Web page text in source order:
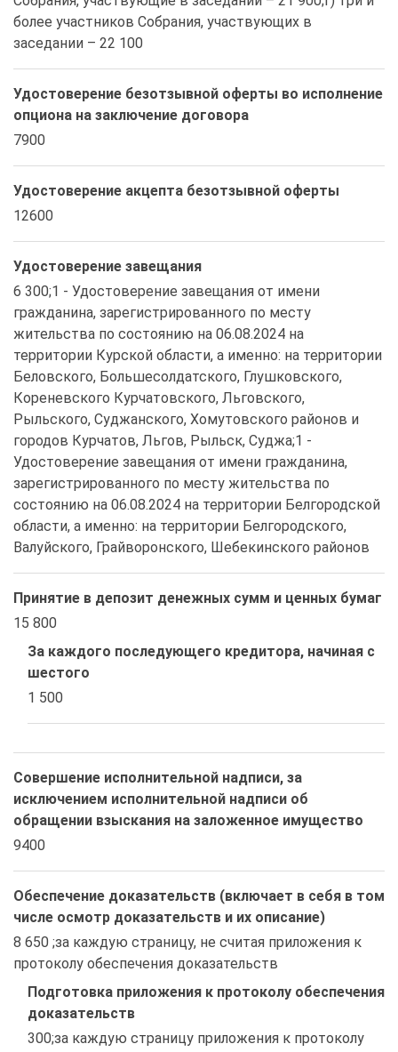
более участников Собрания, участвующих в
заседании – 22 100
Удостоверение безотзывной оферты во исполнение
опциона на заключение договора
7900
Удостоверение акцепта безотзывной оферты
12600
Удостоверение завещания
6 300;1 - Удостоверение завещания от имени
гражданина, зарегистрированного по месту
жительства по состоянию на 06.08.2024 на
территории Курской области, а именно: на территории
Беловского, Большесолдатского, Глушковского,
Кореневского Курчатовского, Льговского,
Рыльского, Суджанского, Хомутовского районов и
городов Курчатов, Льгов, Рыльск, Суджа;1 -
Удостоверение завещания от имени гражданина,
зарегистрированного по месту жительства по
состоянию на 06.08.2024 на территории Белгородской
области, а именно: на территории Белгородского,
Валуйского, Грайворонского, Шебекинского районов
Принятие в депозит денежных сумм и ценных бумаг
15 800
За каждого последующего кредитора, начиная с
шестого
1 500
Совершение исполнительной надписи, за
исключением исполнительной надписи об
обращении взыскания на заложенное имущество
9400
Обеспечение доказательств (включает в себя в том
числе осмотр доказательств и их описание)
8 650 ;за каждую страницу, не считая приложения к
протоколу обеспечения доказательств
Подготовка приложения к протоколу обеспечения
доказательств
300;за каждую страницу приложения к протоколу